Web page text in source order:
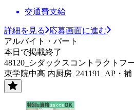
交通費支給
詳細を見る
応募画面に進む
アルバイト・パート
本日で掲載終了
48120_シダックスコントラクトフ
東学院中高 内厨房_241191_AP・補